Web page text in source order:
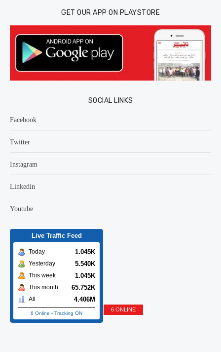
GET OUR APP ON PLAYSTORE
SOCIAL LINKS
Facebook
Twitter
Instagram
Linkedin
Youtube
Live Traffic Feed
Today 1.045K
Yesterday 5.540K
This week 1.045K
This month 65.752K
All 4.406M
6 Online - Tracking ON
6 ONLINE